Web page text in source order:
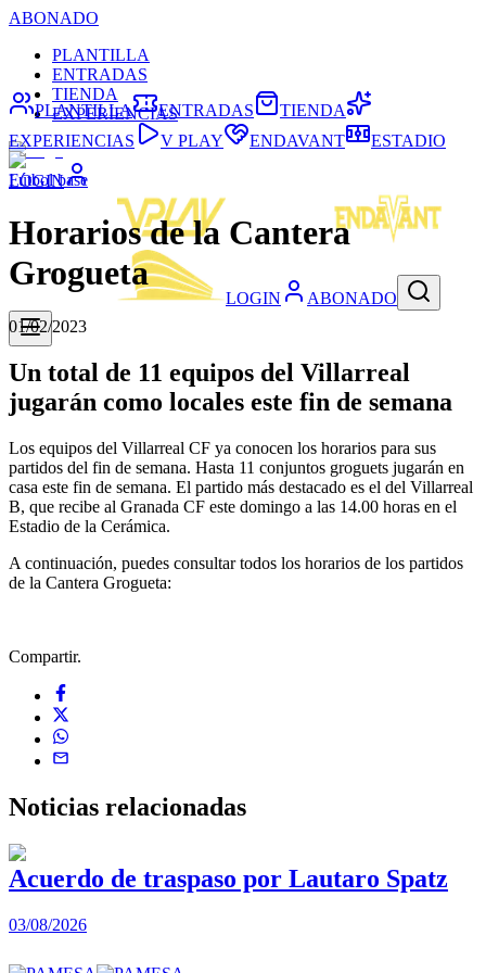
ABONADO
PLANTILLA
ENTRADAS
TIENDA
EXPERIENCIAS
LOGIN
LOGIN ABONADO
PLANTILLA ENTRADAS
TIENDA
EXPERIENCIAS
V PLAY ENDAVANT ESTADIO
Fútbol base
Horarios de la Cantera
Grogueta
01/02/2023
Un total de 11 equipos del Villarreal
jugarán como locales este fin de semana
Los equipos del Villarreal CF ya conocen los horarios para sus
partidos del fin de semana. Hasta 11 conjuntos groguets jugarán en
casa este fin de semana. El partido más destacado es el del Villarreal
B, que recibe al Granada CF este domingo a las 14.00 horas en el
Estadio de la Cerámica.
A continuación, puedes consultar todos los horarios de los partidos
de la Cantera Grogueta:
Compartir.
Noticias relacionadas
Acuerdo de traspaso por Lautaro Spatz
03/08/2026